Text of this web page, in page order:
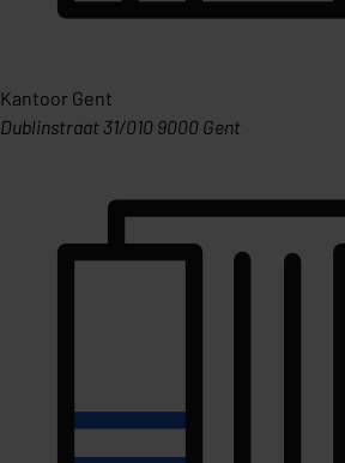
Kantoor Gent
Dublinstraat 31/010 9000 Gent